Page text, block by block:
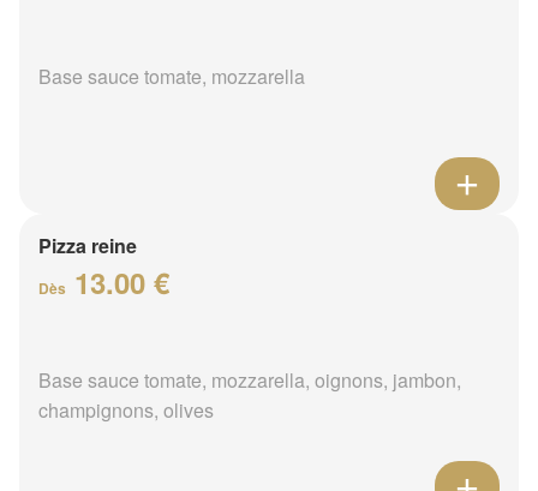
Base sauce tomate, mozzarella
Pizza reine
Dès 13.00 €
Base sauce tomate, mozzarella, oignons, jambon,
champignons, olives